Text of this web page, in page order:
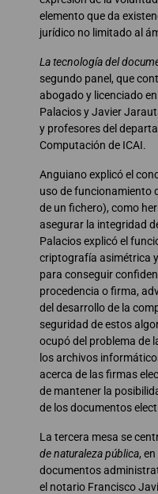
elemento que da
jurídico no limitado al
La tecnología del
segundo panel, que
abogado y licenciado
Palacios y Javier
y profesores del
Computación de ICAI.
Anguiano explicó el
uso de funcionamiento
de un fichero), como
asegurar la integridad
Palacios explicó el
criptografía asimétrica
para conseguir
procedencia o firma,
del desarrollo de la
seguridad de estos
ocupó del problema de
los archivos
acerca de las firmas
de mantener la
de los documentos
La tercera mesa se
de naturaleza pública,
documentos
el notario Francisco